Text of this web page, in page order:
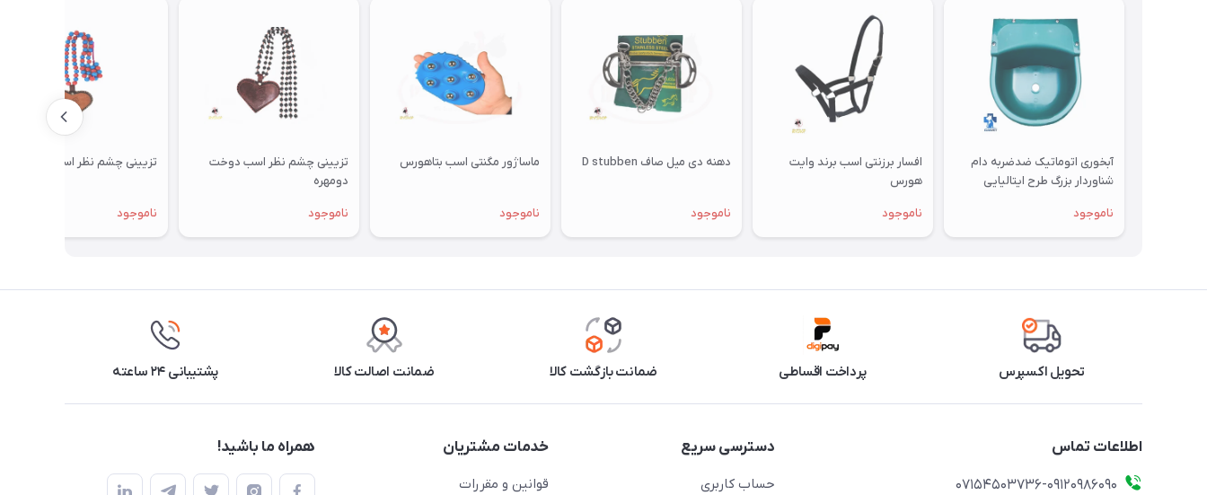
آبخوری اتوماتیک ضدضربه دام
شناوردار بزرگ طرح ایتالیایی
ناموجود
افسار برزنتی اسب برند وایت
هورس
ناموجود
دهنه دی میل صاف D stubben
ناموجود
ماساژور مگنتی اسب بتاهورس
ناموجود
تزیینی چشم نظر اسب دوخت
دومهره
ناموجود
تزیینی چشم نظر اسب دومهره
ناموجود
تحویل اکسپرس پرداخت اقساطی ضمانت بازگشت کالا ضمانت اصالت کالا پشتیبانی ۲۴ ساعته
اطلاعات تماس
07154503736-09120986090
دسترسی سریع
حساب کاربری
خدمات مشتریان
قوانین و مقررات
همراه ما باشید!